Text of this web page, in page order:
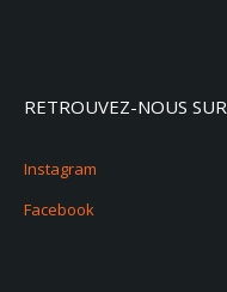
RETROUVEZ-NOUS SUR
Instagram
Facebook